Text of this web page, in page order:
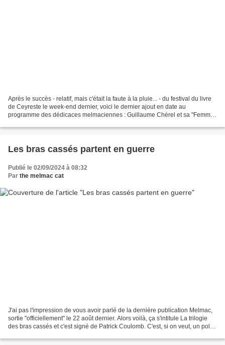
Après le succès - relatif, mais c'était la faute à la pluie... - du festival du livre
de Ceyreste le week-end dernier, voici le dernier ajout en date au
programme des dédicaces melmaciennes : Guillaume Chèrel et sa "Femme
Les bras cassés partent en guerre
Publié le 02/09/2024 à 08:32
Par the melmac cat
J'ai pas l'impression de vous avoir parlé de la dernière publication Melmac,
sortie "officiellement" le 22 août dernier. Alors voilà, ça s'intitule La trilogie
des bras cassés et c'est signé de Patrick Coulomb. C'est, si on veut, un polar,